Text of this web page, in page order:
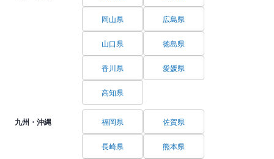
岡山県 広島県
山口県 徳島県
香川県 愛媛県
高知県
九州・沖縄 福岡県 佐賀県
長崎県 熊本県